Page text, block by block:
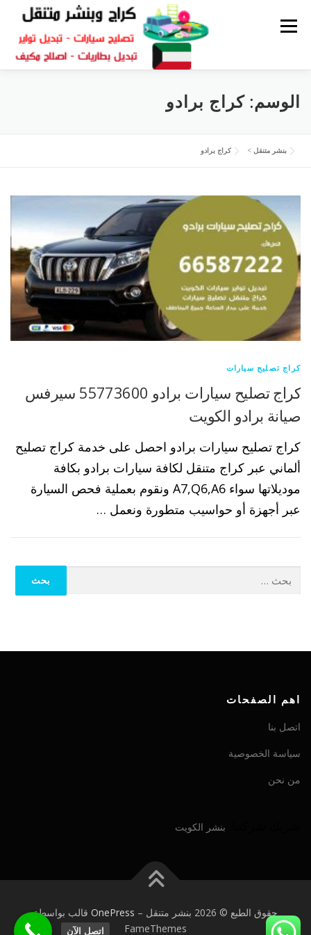
القائمة
كراج متنقلالوسم:كراج برادو
بنشر متنقل > كراج برادو
كراج تصليح سيارات
كراج تصليح سيارات برادو 55773600 سيرفس
صيانة برادو الكويت
كراج تصليح سيارات برادو احصل على خدمة كراج تصليح
ألماني عبر كراج متنقل لكافة سيارات برادو بكافة
موديلاتها سواء A7,Q6,A6 ونقوم بعملية فحص السيارة
عبر أجهزة أو حواسيب متطورة ونعمل …
اهم الصفحات
اتصل بنا
سياسة الخصوصية
من نحن
بنشر الكويت
حقوق الطبع © 2026 بنشر متنقل –
OnePress قالب بواسطة
FameThemes
اتصل الآن